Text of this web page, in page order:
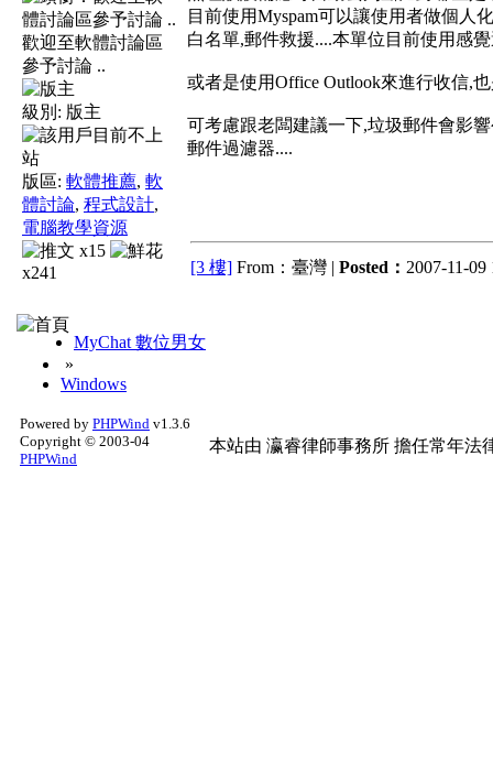
歡迎至軟體討論區
參予討論 ..
級別: 版主
版區: 軟體推薦, 軟
體討論, 程式設計,
電腦教學資源
x15
x241
目前使用Myspam可以讓使用者做個人
白名單,郵件救援....本單位目前使用感
或者是使用Office Outlook來進行收信,
可考慮跟老闆建議一下,垃圾郵件會影
郵件過濾器....
[3 樓] From：臺灣 | Posted： 2007-11-09
MyChat 數位男女
»
Windows
Powered by PHPWind v1.3.6
Copyright © 2003-04
PHPWind
本站由 瀛睿律師事務所 擔任常年法